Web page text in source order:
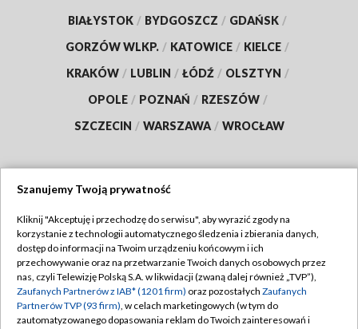
BIAŁYSTOK / BYDGOSZCZ / GDAŃSK /
GORZÓW WLKP. / KATOWICE / KIELCE /
KRAKÓW / LUBLIN / ŁÓDŹ / OLSZTYN /
OPOLE / POZNAŃ / RZESZÓW /
SZCZECIN / WARSZAWA / WROCŁAW
TVP
Abonament TVP
Emisja w TVP
Centrum informacji TVP
Regulamin TVP
Polityka prywatności
Moje zgody
Szanujemy Twoją prywatność
Kliknij "Akceptuję i przechodzę do serwisu", aby wyrazić zgody na
korzystanie z technologii automatycznego śledzenia i zbierania danych,
dostęp do informacji na Twoim urządzeniu końcowym i ich
przechowywanie oraz na przetwarzanie Twoich danych osobowych przez
nas, czyli Telewizję Polską S.A. w likwidacji (zwaną dalej również „TVP”),
Zaufanych Partnerów z IAB* (1201 firm) oraz pozostałych Zaufanych
Partnerów TVP (93 firm), w celach marketingowych (w tym do
zautomatyzowanego dopasowania reklam do Twoich zainteresowań i